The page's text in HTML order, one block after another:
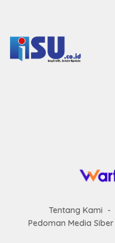
Tentang Kami
Pedoman Media Siber